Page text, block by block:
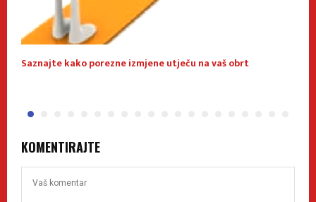
Saznajte kako porezne izmjene utječu na vaš obrt
KOMENTIRAJTE